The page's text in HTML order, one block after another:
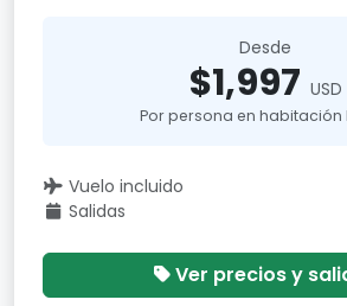
Desde
$1,997 USD
Por persona en habitación
Vuelo incluido
Salidas
Ver precios y